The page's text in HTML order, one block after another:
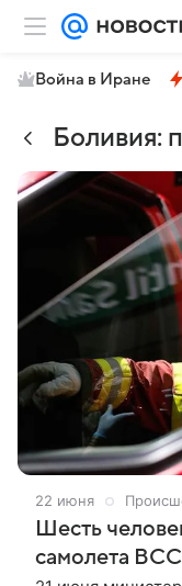
Война в Иране
Боливия:
22 июня
Шесть
самолета